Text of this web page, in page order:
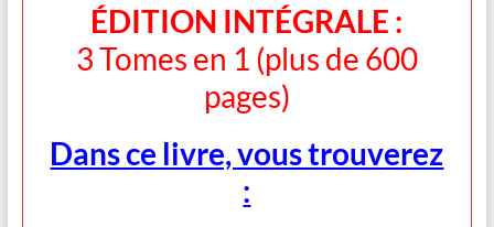
ÉDITION INTÉGRALE :
3 Tomes en 1 (plus de 600
pages)
Dans ce livre, vous trouverez
: